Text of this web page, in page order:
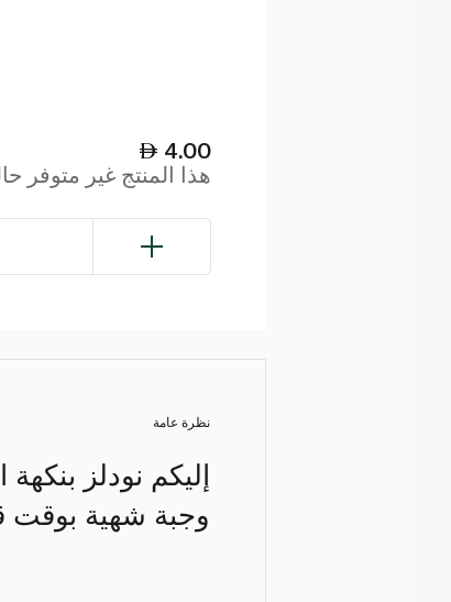
4.00
هذا المنتج غير متوفر
نظرة عامة
إليكم نودلز
وجبة شهية بوقت